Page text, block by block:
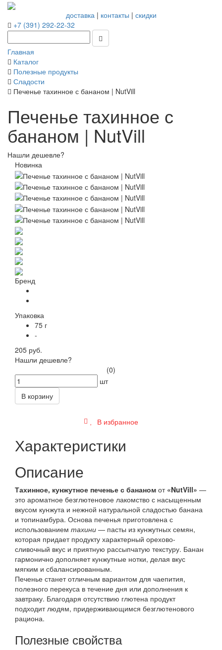
доставка| контакты | скидки
+7 (391) 292-22-32
Главная
Каталог
Полезные продукты
Сладости
Печенье тахинное с бананом | NutVill
Печенье тахинное с
бананом | NutVill
Нашли дешевле?
Новинка
Бренд
Упаковка
75 г
-
205 руб.
Нашли дешевле?
(0)
шт
В корзину
В избранное
Характеристики
Описание
Тахинное, кунжутное печенье с бананом от «NutVill» —
это ароматное безглютеновое лакомство с насыщенным
вкусом кунжута и нежной натуральной сладостью банана
и топинамбура. Основа печенья приготовлена с
использованием тахини — пасты из кунжутных семян,
которая придает продукту характерный орехово-
сливочный вкус и приятную рассыпчатую текстуру. Банан
гармонично дополняет кунжутные нотки, делая вкус
мягким и сбалансированным.
Печенье станет отличным вариантом для чаепития,
полезного перекуса в течение дня или дополнения к
завтраку. Благодаря отсутствию глютена продукт
подходит людям, придерживающимся безглютенового
рациона.
Полезные свойства